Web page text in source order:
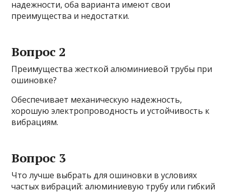
надежности, оба варианта имеют свои
преимущества и недостатки.
Вопрос 2
Преимущества жесткой алюминиевой трубы при
ошиновке?
Обеспечивает механическую надежность,
хорошую электропроводность и устойчивость к
вибрациям.
Вопрос 3
Что лучше выбрать для ошиновки в условиях
частых вибраций: алюминиевую трубу или гибкий